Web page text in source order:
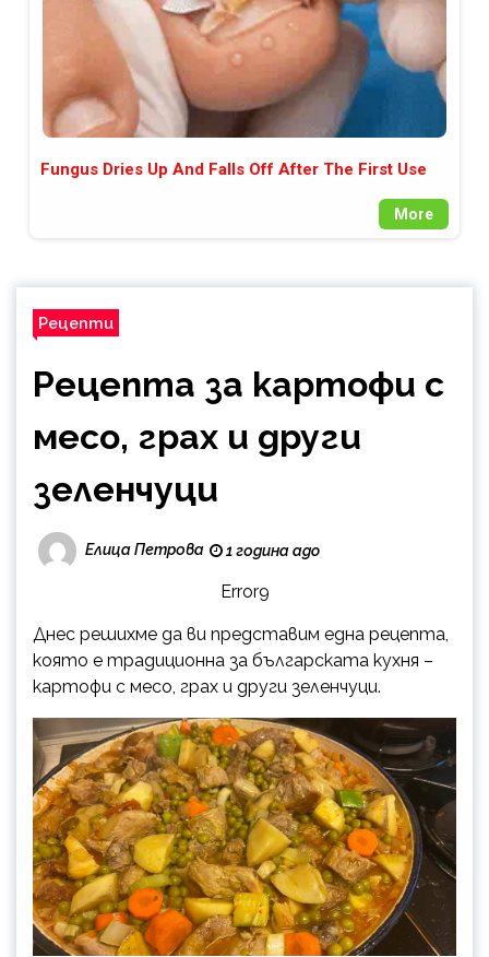
Fungus Dries Up And Falls Off After The First Use
More
Рецепти
Рецепта за картофи с
месо, грах и други
зеленчуци
Елица Петрова 1 година ago
Error9
Днес решихме да ви представим една рецепта,
която е традиционна за българската кухня –
картофи с месо, грах и други зеленчуци.